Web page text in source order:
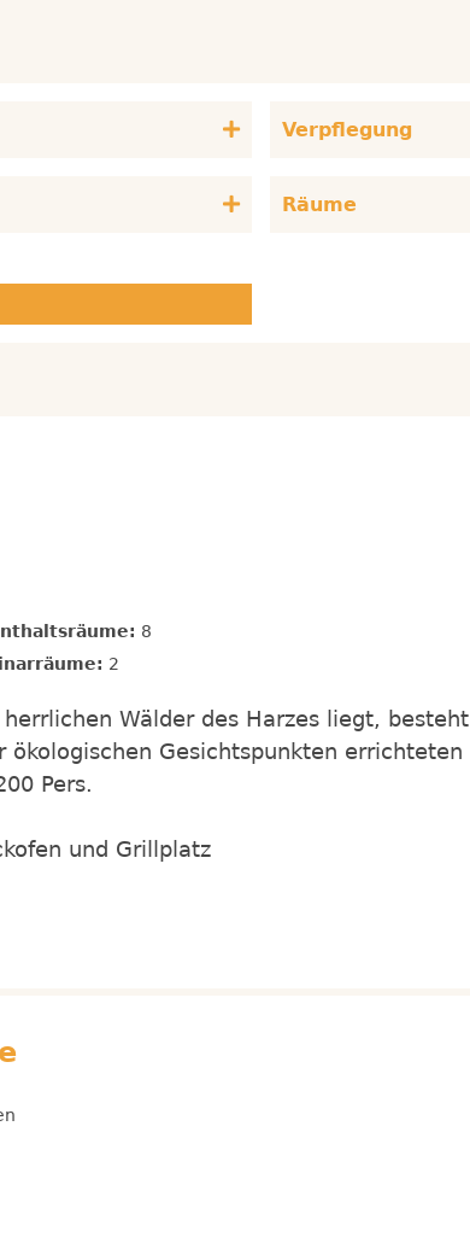
Verpflegung
Räume
8
2
Wälder des Harzes liegt, besteht
Gesichtspunkten errichteten
Pers.
und Grillplatz